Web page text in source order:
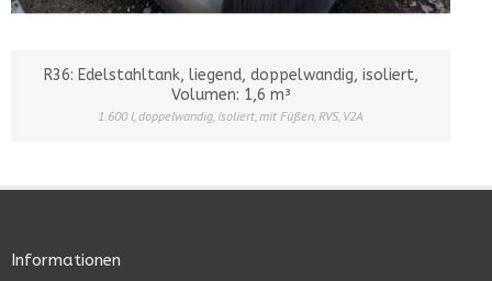
R36: Edelstahltank, liegend, doppelwandig, isoliert,
Volumen: 1,6 m³
1.600 l,doppelwandig, isoliert,mit Füßen,RVS, V2A
Informationen